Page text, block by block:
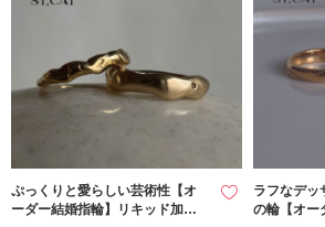
ぷっくりと愛らしい芸術性【オ
ーダー結婚指輪】リキッド加工
ラフなデッ
の輪【オー